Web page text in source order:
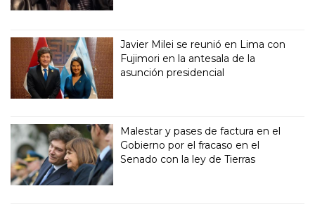
Javier Milei se reunió en Lima con
Fujimori en la antesala de la
asunción presidencial
Malestar y pases de factura en el
Gobierno por el fracaso en el
Senado con la ley de Tierras